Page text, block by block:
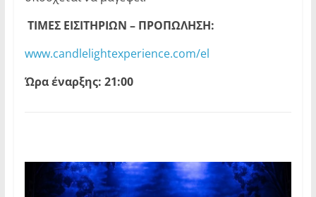
ΤΙΜΕΣ ΕΙΣΙΤΗΡΙΩΝ – ΠΡΟΠΩΛΗΣΗ:
www.candlelightexperience.com/el
Ώρα έναρξης: 21:00